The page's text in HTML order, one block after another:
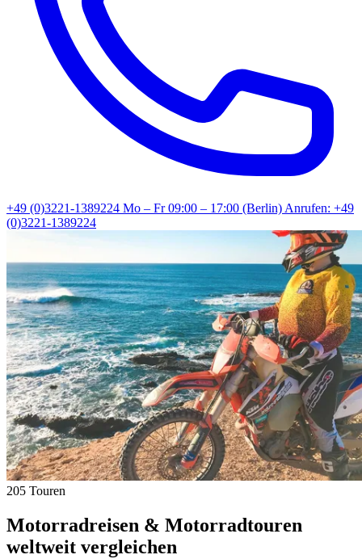
+49 (0)3221-1389224 Mo – Fr 09:00 – 17:00 (Berlin)Anrufen: +49
(0)3221-1389224
205 Touren
Motorradreisen & Motorradtouren
weltweit vergleichen